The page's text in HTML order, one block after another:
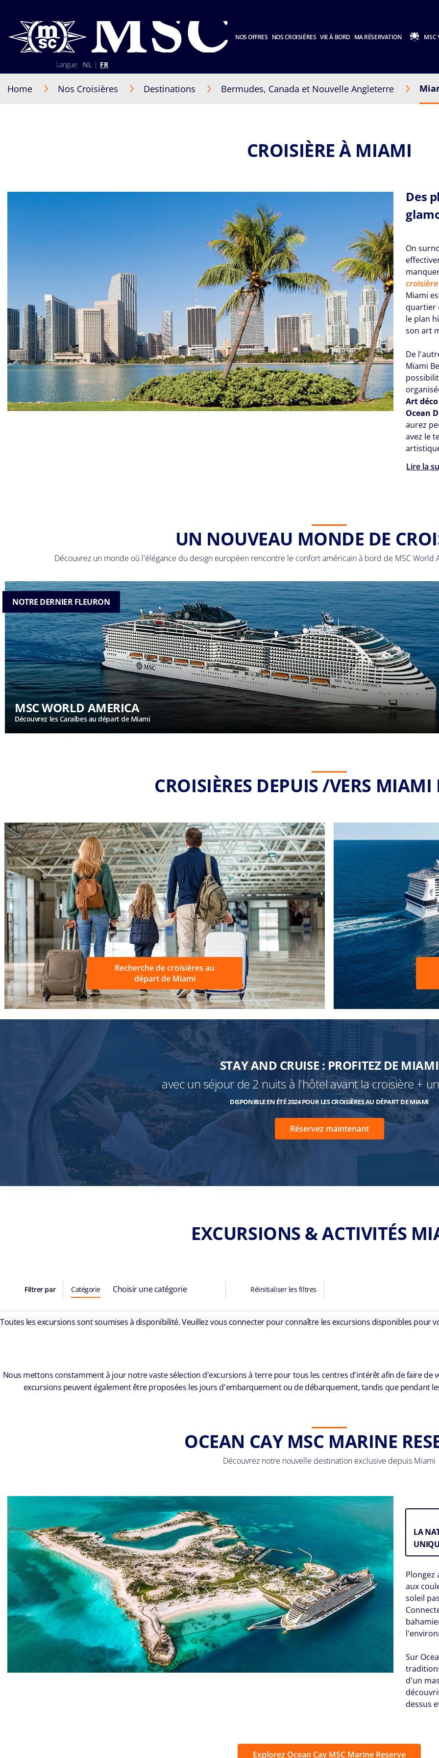
NOS OFFRES NOS CROISIÈRES VIE À BORD MA RÉSERVATION MSC
Langue: NL | FR
02 401 89 30
+352 2 730 22 22 (Luxembourg)
Home Nos Croisières Destinations Bermudes, Canada et Nouvelle Angleterre
CROISIÈRE À MIAMI
Des
On
Miami
quartier
le plan
son art
De
Miami
Art déco
Ocean
aurez
avez le
Lire la
UN NOUVEAU MONDE DE
Découvrez un monde où l'élégance du design européen rencontre le confort américain à bord de MSC World
NOTRE DERNIER FLEURON
MSC WORLD AMERICA
Découvrez les Caraïbes au départ de Miami
CROISIÈRES DEPUIS /VERS
Recherche de croisières au
départ de Miami
STAY AND CRUISE : PROFITEZ DE MIAMI
avec un séjour de 2 nuits à l'hôtel avant la croisière +
DISPONIBLE EN ÉTÉ 2024 POUR LES CROISIÈRES AU DÉPART DE MIAMI
Réservez maintenant
EXCURSIONS & ACTIVITÉS
Filtrer par Catégorie Choisir une catégorie Réinitialiser les filtres
Toutes les excursions sont soumises à disponibilité. Veuillez vous connecter pour connaître les excursions disponibles pour
Nous mettons constamment à jour notre vaste sélection d'excursions à terre pour tous les centres d'intérêt afin de faire de
excursions peuvent également être proposées les jours d'embarquement ou de débarquement, tandis que pendant
OCEAN CAY MSC MARINE
Découvrez notre nouvelle destination exclusive depuis Miami
LA
aux
soleil
Sur
d'un
dessus
Explorez Ocean Cay MSC Marine Reserve